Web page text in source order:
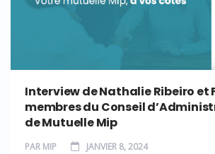
Interview de Nathalie Ribeiro et
membres du Conseil
de Mutuelle Mip
PAR MIP JANVIER 8, 2024